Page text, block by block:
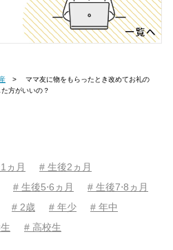
方がいいの？
ヵ月
# 生後2ヵ月
# 生後5⋅6ヵ月
# 生後7⋅8ヵ月
# 2歳 # 年少
# 年中
# 高校生